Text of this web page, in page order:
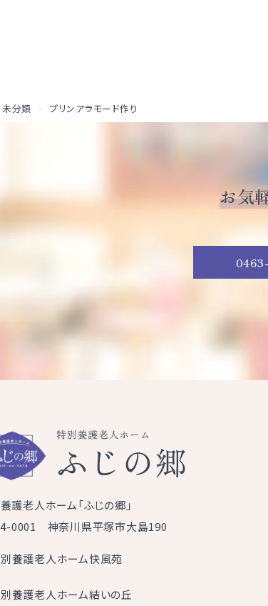
未分類 プリンアラモード作り
お気
護老人ホーム「ふじの郷」
0001 神奈川県平塚市大島190